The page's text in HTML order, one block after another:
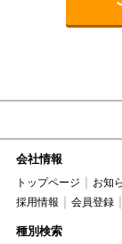
会社情報
トップページ お知
採用情報
会員登録
種別検索